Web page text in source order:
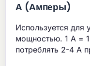
А (Амперы)
Используется для
мощностью. 1 А =
потреблять 2-4 А